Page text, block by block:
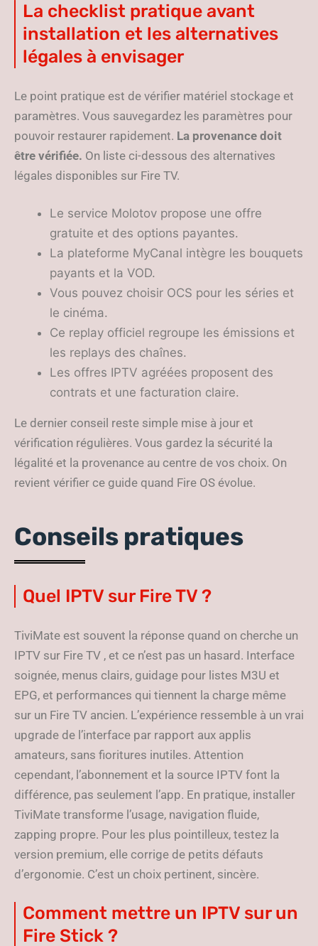
La checklist pratique avant
installation et les alternatives
légales à envisager
Le point pratique est de vérifier matériel stockage et
paramètres. Vous sauvegardez les paramètres pour
pouvoir restaurer rapidement. La provenance doit
être vérifiée. On liste ci-dessous des alternatives
légales disponibles sur Fire TV.
Le service Molotov propose une offre
gratuite et des options payantes.
La plateforme MyCanal intègre les bouquets
payants et la VOD.
Vous pouvez choisir OCS pour les séries et
le cinéma.
Ce replay officiel regroupe les émissions et
les replays des chaînes.
Les offres IPTV agréées proposent des
contrats et une facturation claire.
Le dernier conseil reste simple mise à jour et
vérification régulières. Vous gardez la sécurité la
légalité et la provenance au centre de vos choix. On
revient vérifier ce guide quand Fire OS évolue.
Conseils pratiques
Quel IPTV sur Fire TV ?
TiviMate est souvent la réponse quand on cherche un
IPTV sur Fire TV , et ce n’est pas un hasard. Interface
soignée, menus clairs, guidage pour listes M3U et
EPG, et performances qui tiennent la charge même
sur un Fire TV ancien. L’expérience ressemble à un vrai
upgrade de l’interface par rapport aux applis
amateurs, sans fioritures inutiles. Attention
cependant, l’abonnement et la source IPTV font la
différence, pas seulement l’app. En pratique, installer
TiviMate transforme l’usage, navigation fluide,
zapping propre. Pour les plus pointilleux, testez la
version premium, elle corrige de petits défauts
d’ergonomie. C’est un choix pertinent, sincère.
Comment mettre un IPTV sur un
Fire Stick ?